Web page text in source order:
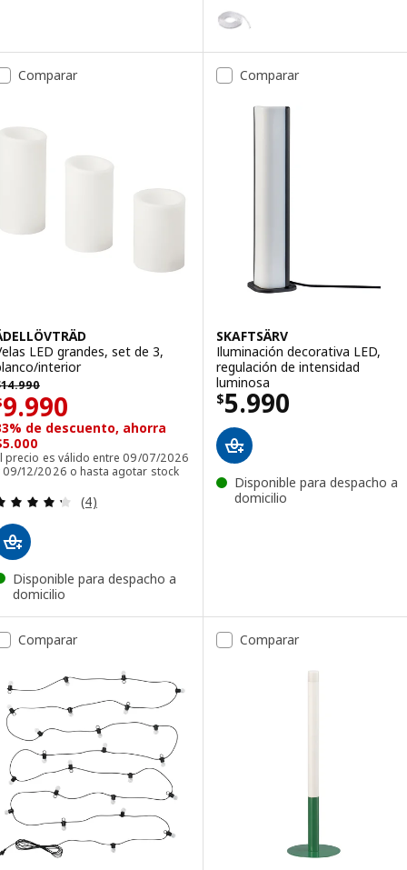
Opción: VATTENSTEN, Tira de
Comparar
LED grandes, set de 3,
interior
14.990
14990
9.990$ 9990
de descuento, ahorra
precio es válido entre 09/07/2026
09/12/2026 o hasta agotar stock
Revisa: 4.3 de 5 estrellas. Total opiniones:
(4)
Disponible para despacho a
domicilio
Comparar
SKAFTSÄRV
Iluminación decorativa LED,
regulación de intensidad
luminosa
$5.990
Precio $ 5990
Disponible para despacho a
domicilio
Comparar Comparar